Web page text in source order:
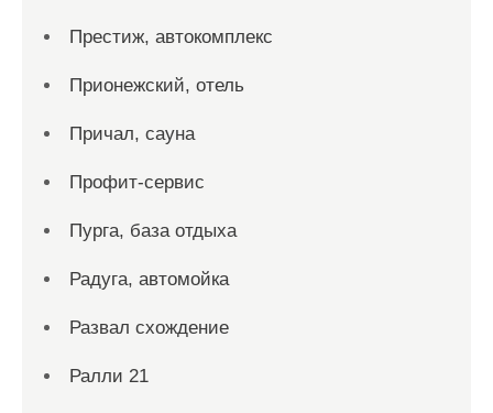
Престиж, автокомплекс
Прионежский, отель
Причал, сауна
Профит-сервис
Пурга, база отдыха
Радуга, автомойка
Развал схождение
Ралли 21